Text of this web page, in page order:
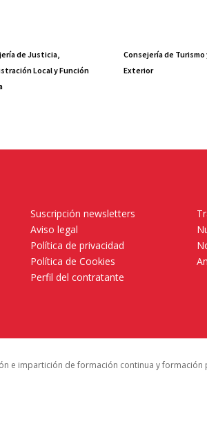
de Justicia,
Local y Función
Consejería de Turismo
Exterior
Suscripción newsletters
Aviso legal
Política de privacidad
Política de Cookies
Perfil del contratante
e impartición de formación continua y